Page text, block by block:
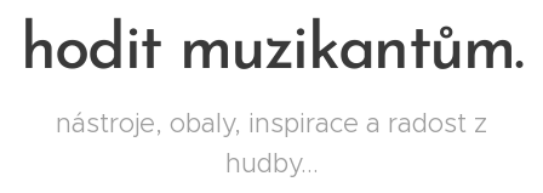
hodit muzikantům.
nástroje, obaly, inspirace a radost z
hudby...